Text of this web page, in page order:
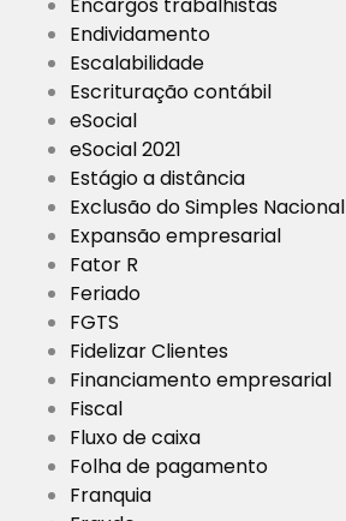
Endividamento
Escalabilidade
Escrituração contábil
eSocial
eSocial 2021
Estágio a distância
Exclusão do Simples Nacional
Expansão empresarial
Fator R
Feriado
FGTS
Fidelizar Clientes
Financiamento empresarial
Fiscal
Fluxo de caixa
Folha de pagamento
Franquia